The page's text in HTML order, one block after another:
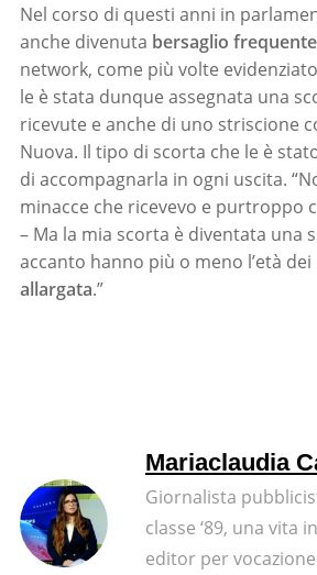
Nel corso di questi anni in
anche divenuta bersaglio
network, come più volte
le è stata dunque assegnata una
ricevute e anche di uno striscione
Nuova. Il tipo di scorta che le è
di accompagnarla in ogni uscita.
minacce che ricevevo e purtroppo
– Ma la mia scorta è diventata una
accanto hanno più o meno l’età
allargata.”
Mariaclaudia
Giornalista
classe ‘89, una vita
editor per